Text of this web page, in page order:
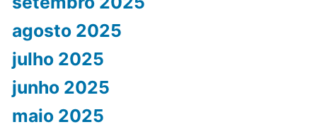
agosto 2025
julho 2025
junho 2025
maio 2025